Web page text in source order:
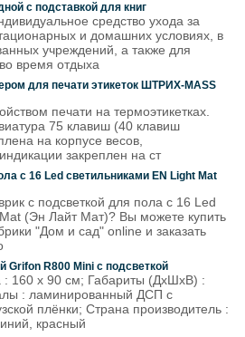
с подставкой для книг
средство ухода за
и домашних условиях, в
учреждений, а также для
время отдыха
для печати этикеток ШТРИХ-MASS
печати на термоэтикетках.
75 клавиш (40 клавиш
на корпусе весов,
закреплен на ст
с 16 Led светильниками EN Light Mat
с подсветкой для пола с 16 Led
(Эн Лайт Мат)? Вы можете купить
"Дом и сад" online и заказать
Grifon R800 Mini с подсветкой
: 160 х 90 см; Габариты (ДхШхВ) :
: ламинированный ДСП с
плёнки; Страна производитель :
красный